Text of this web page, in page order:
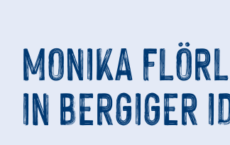
MONIKA
IN BERGIGER